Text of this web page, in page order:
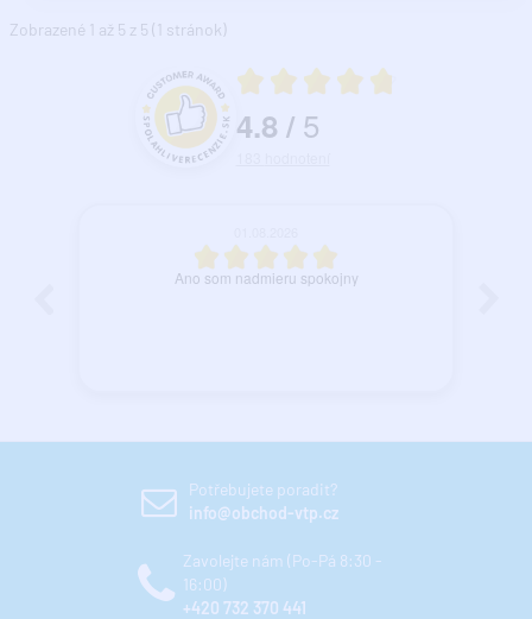
Zobrazené 1 až 5 z 5 (1 stránok)
Hodnotenie a recenzie zákazníkov
Priemerné hodnotenie 4.8 z 5
4.8 / 5
Ano som nadmieru spokojny
Potřebujete poradit?
info@obchod-vtp.cz
Zavolejte nám (Po-Pá 8:30 -
16:00)
+420 732 370 441